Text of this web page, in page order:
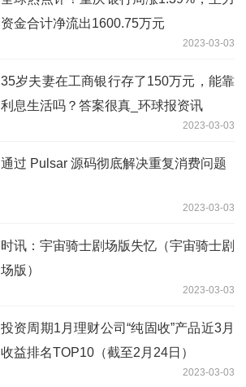
资金合计净流出1600.75万元
2023-03-03
35岁夫妻在工商银行存了150万元，能靠
利息生活吗？答案很真_环球报资讯
2023-03-03
通过 Pulsar 源码彻底解决重复消费问题
2023-03-03
时讯：宇宙骑士剧场版失忆（宇宙骑士剧
场版）
2023-03-03
投资周期1月理财公司“纯固收”产品近3月
收益排名TOP10（截至2月24日）
2023-03-03